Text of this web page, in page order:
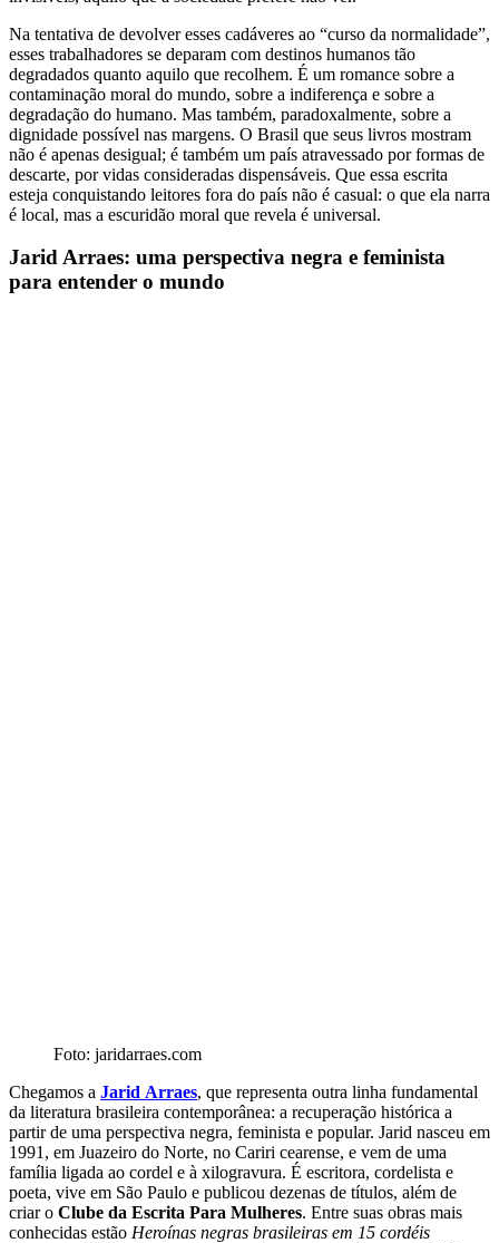
Na tentativa de devolver esses cadáveres ao “curso da normalidade”,
esses trabalhadores se deparam com destinos humanos tão
degradados quanto aquilo que recolhem. É um romance sobre a
contaminação moral do mundo, sobre a indiferença e sobre a
degradação do humano. Mas também, paradoxalmente, sobre a
dignidade possível nas margens. O Brasil que seus livros mostram
não é apenas desigual; é também um país atravessado por formas de
descarte, por vidas consideradas dispensáveis. Que essa escrita
esteja conquistando leitores fora do país não é casual: o que ela narra
é local, mas a escuridão moral que revela é universal.
Jarid Arraes: uma perspectiva negra e feminista
para entender o mundo
Foto: jaridarraes.com
Chegamos a Jarid Arraes, que representa outra linha fundamental
da literatura brasileira contemporânea: a recuperação histórica a
partir de uma perspectiva negra, feminista e popular. Jarid nasceu em
1991, em Juazeiro do Norte, no Cariri cearense, e vem de uma
família ligada ao cordel e à xilogravura. É escritora, cordelista e
poeta, vive em São Paulo e publicou dezenas de títulos, além de
criar o Clube da Escrita Para Mulheres. Entre suas obras mais
conhecidas estão Heroínas negras brasileiras em 15 cordéis